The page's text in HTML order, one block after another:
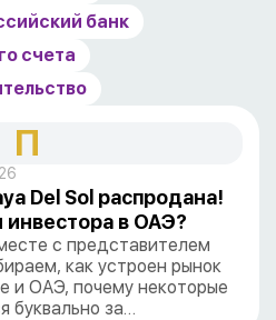
банк
счета
П
Del Sol распродана!
инвестора в ОАЭ?
с представителем
как устроен рынок
и ОАЭ, почему некоторые
буквально за…